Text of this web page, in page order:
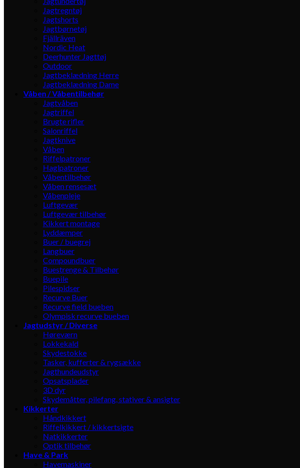
Jagtregntøj
Jagtshorts
Jagtbørnetøj
Fjällräven
Nordic Heat
Deerhunter Jagttøj
Outdoor
Jagtbeklædning Herre
Jagtbeklædning Dame
Våben / Våbentilbehør
Jagtvåben
Jagtriffel
Brugte rifler
Salonriffel
Jagtknive
Våben
Riffelpatroner
Haglpatroner
Våbentilbehør
Våben rensesæt
Våbenpleje
Luftgevær
Luftgevær tilbehør
Kikkert montage
Lyddæmper
Buer / buegrej
Langbuer
Compoundbuer
Buestrenge & Tilbehør
Buepile
Pilespidser
Recurve Buer
Recurve field bueben
Olympisk recurve bueben
Jagtudstyr / Diverse
Høreværn
Lokkekald
Skydestokke
Tasker, kufferter & rygsække
Jagthundeudstyr
Opsatsplader
3D dyr
Skydemåtter, pilefang, stativer & ansigter
Kikkerter
Håndkikkert
Riffelkikkert / kikkertsigte
Natkikkerter
Optik tilbehør
Have & Park
Havemaskiner